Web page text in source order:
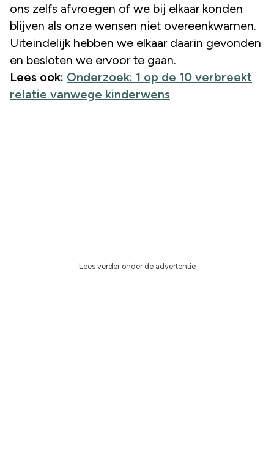
ons zelfs afvroegen of we bij elkaar konden
blijven als onze wensen niet overeenkwamen.
Uiteindelijk hebben we elkaar daarin gevonden
en besloten we ervoor te gaan.
Lees ook: Onderzoek: 1 op de 10 verbreekt
relatie vanwege kinderwens
Lees verder onder de advertentie